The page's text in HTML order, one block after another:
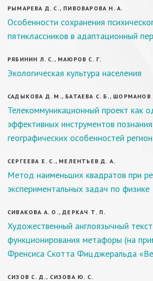
РЫМАРЕВА Д. С., ПИВОВАРОВА Н. А.
Особенности сохранения
пятиклассников в адаптационный
РЯБИНИН Л. С., МАЮРОВ С. Г.
Экологическая культура населения
САДЫКОВА Д. М., БАТАЕВА С. Б., ШОРМАНОВ
Телекоммуникационный проект как
эффективных инструментов познания
географических особенностей
СЕРГЕЕВА Е. С., МЕЛЕНТЬЕВ Д. А.
Метод наименьших квадратов при
экспериментальных задач по физике
СИВАКОВА А. О., ДЕРКАЧ Т. П.
Художественный англоязычный
функционирования метафоры (на
Френсиса Скотта Фицджеральда
СИЗОВ С. Д., СИЗОВА Ю. С.